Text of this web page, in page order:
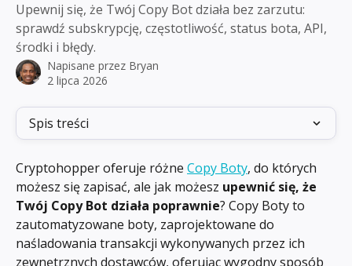
Upewnij się, że Twój Copy Bot działa bez zarzutu:
sprawdź subskrypcję, częstotliwość, status bota, API,
środki i błędy.
Napisane przez Bryan
2 lipca 2026
Spis treści
Cryptohopper oferuje różne Copy Boty, do których
możesz się zapisać, ale jak możesz upewnić się, że
Twój Copy Bot działa poprawnie? Copy Boty to
zautomatyzowane boty, zaprojektowane do
naśladowania transakcji wykonywanych przez ich
zewnętrznych dostawców, oferując wygodny sposób